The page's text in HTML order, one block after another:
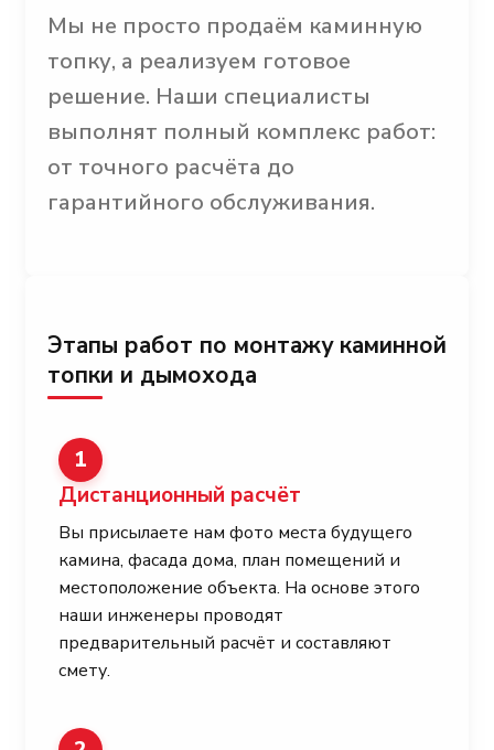
Мы не просто продаём каминную
топку, а реализуем готовое
решение. Наши специалисты
выполнят полный комплекс работ:
от точного расчёта до
гарантийного обслуживания.
Этапы работ по монтажу каминной
топки и дымохода
1
Дистанционный расчёт
Вы присылаете нам фото места будущего
камина, фасада дома, план помещений и
местоположение объекта. На основе этого
наши инженеры проводят
предварительный расчёт и составляют
смету.